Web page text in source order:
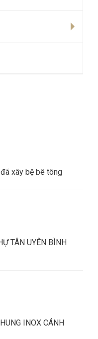
xây bệ bê tông
TÂN UYÊN BÌNH
INOX CÁNH